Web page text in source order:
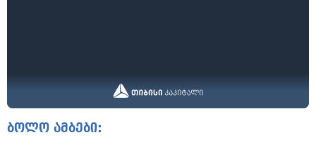
ბოლო ამბები: